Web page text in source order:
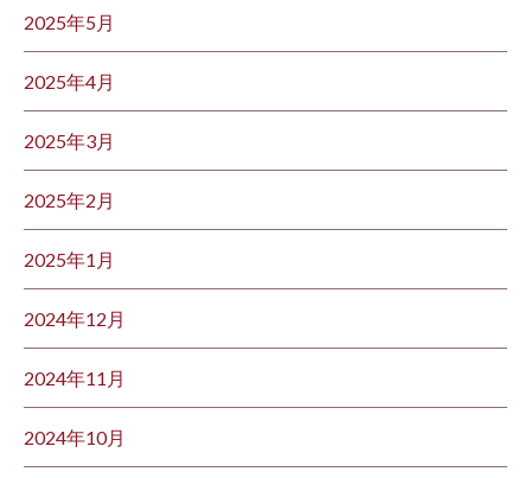
2025年5月
2025年4月
2025年3月
2025年2月
2025年1月
2024年12月
2024年11月
2024年10月